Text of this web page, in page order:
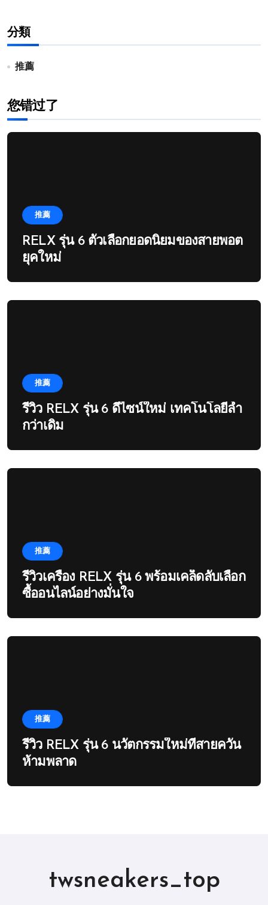
分類
推薦
您错过了
推薦
RELX รุ่น 6 ตัวเลือกยอดนิยมของสายพอต
ยุคใหม่
推薦
รีวิว RELX รุ่น 6 ดีไซน์ใหม่ เทคโนโลยีล้ำ
กว่าเดิม
推薦
รีวิวเครื่อง RELX รุ่น 6 พร้อมเคล็ดลับเลือก
ซื้ออนไลน์อย่างมั่นใจ
推薦
รีวิว RELX รุ่น 6 นวัตกรรมใหม่ที่สายควัน
ห้ามพลาด
twsneakers_top